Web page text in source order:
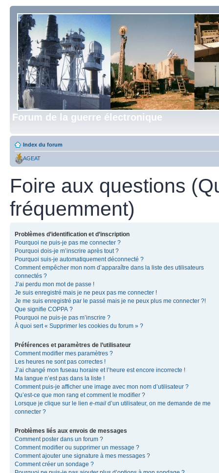
Forum de la guerre électronique
Index du forum
AGEAT
Foire aux questions
fréquemment)
Problèmes d’identification et d’inscription
Pourquoi ne puis-je pas me connecter ?
Pourquoi dois-je m’inscrire après tout ?
Pourquoi suis-je automatiquement déconnecté ?
Comment empêcher mon nom d’apparaître dans la liste des utilisateurs
connectés ?
J’ai perdu mon mot de passe !
Je suis enregistré mais je ne peux pas me connecter !
Je me suis enregistré par le passé mais je ne peux plus me connecter ?!
Que signifie COPPA ?
Pourquoi ne puis-je pas m’inscrire ?
À quoi sert « Supprimer les cookies du forum » ?
Préférences et paramètres de l’utilisateur
Comment modifier mes paramètres ?
Les heures ne sont pas correctes !
J’ai changé mon fuseau horaire et l’heure est encore incorrecte !
Ma langue n’est pas dans la liste !
Comment puis-je afficher une image avec mon nom d’utilisateur ?
Qu’est-ce que mon rang et comment le modifier ?
Lorsque je clique sur le lien e-mail d’un utilisateur, on me demande de me
connecter ?
Problèmes liés aux envois de messages
Comment poster dans un forum ?
Comment modifier ou supprimer un message ?
Comment ajouter une signature à mes messages ?
Comment créer un sondage ?